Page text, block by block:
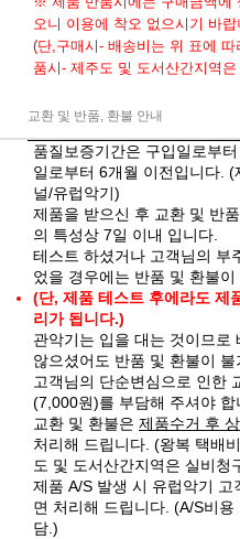
오니 이용에 착오 없으시기 바랍
(단,구매시- 배송비는 위 표에
품시- 제주도 및 도서산간지역
교환 및 반품, 환불 안내
품질보증기간은 구입일로부
일로부터 6개월 이전입니다.
널/유럽악기)
제품을 받으신 후 교환 및 반
의 특성상 7일 이내 입니다.
테스트 하셨거나 고객님의 부
었을 경우에는 반품 및 환불
(단, 제품 테스트 후에라도 제
리가 됩니다.)
관악기는 입을 대는 것이므로
않으셨어도 반품 및 환불이 불
고객님의 단순변심으로 인한
(7,000원)를 부담해 주셔야 합
교환 및 환불은 제품수거 후
처리해 드립니다. (왕복 택배
도 및 도서산간지역은 실비청
제품 A/S 발생 시 유럽악기
면 처리해 드립니다. (A/S비
담.)